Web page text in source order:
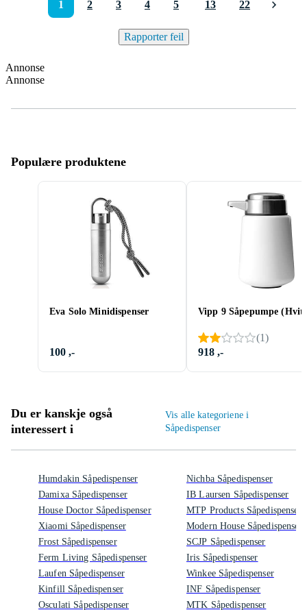
1 2 3 4 5 13 22
Rapporter feil
Annonse
Annonse
Populære produktene
Eva Solo Minidispenser
100 ,-
Vipp 9 Såpepumpe (Hvit)
(1)
918 ,-
Du er kanskje også
interessert i
Vis alle kategoriene i
Såpedispenser
Humdakin Såpedispenser
Damixa Såpedispenser
House Doctor Såpedispenser
Xiaomi Såpedispenser
Frost Såpedispenser
Ferm Living Såpedispenser
Laufen Såpedispenser
Kinfill Såpedispenser
Osculati Såpedispenser
Nichba Såpedispenser
IB Laursen Såpedispenser
MTP Products Såpedispenser
Modern House Såpedispenser
SCJP Såpedispenser
Iris Såpedispenser
Winkee Såpedispenser
INF Såpedispenser
MTK Såpedispenser